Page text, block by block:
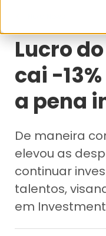
Lucro
Lucro
cai -13%
a pena
De maneira
elevou as
continuar
talentos,
em